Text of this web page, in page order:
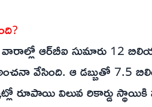
ఆర్‌బీఐ సుమారు 12
వేసింది. ఆ డబ్బుతో 7.5
రూపాయి విలువ రికార్డు